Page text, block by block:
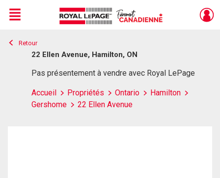
Live
En Direct
Menu
Retour
22 Ellen Avenue, Hamilton, ON
Pas présentement à vendre avec Royal LePage
Accueil Propriétés Ontario
Hamilton
Gershome
22 Ellen Avenue